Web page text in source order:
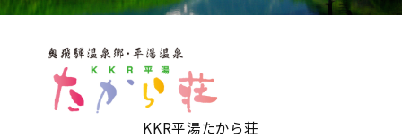
KKR平湯たから荘